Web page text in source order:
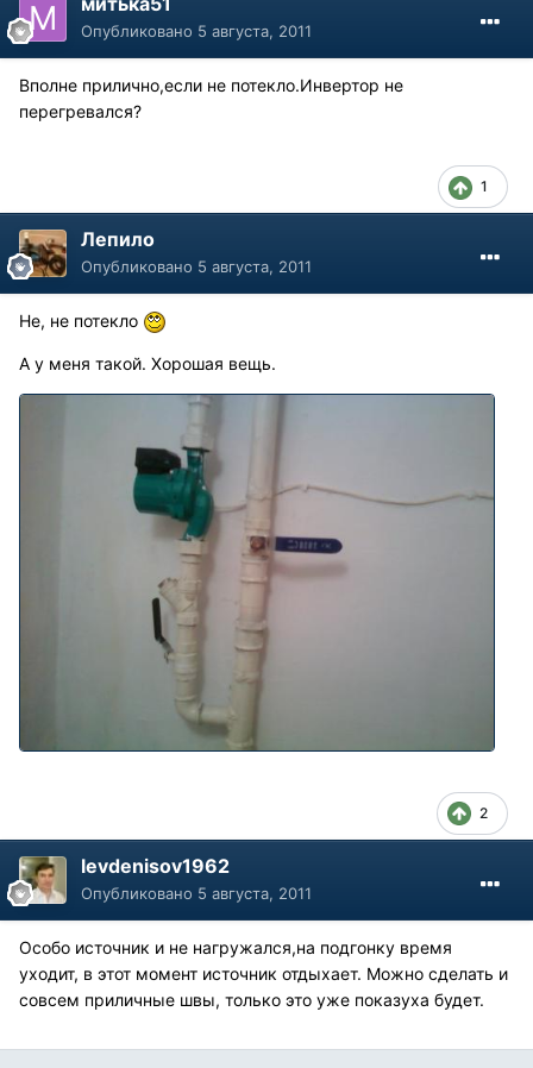
Опубликовано 5 августа, 2011
Вполне прилично,если не потекло.Инвертор не
перегревался?
1
Лепило
Опубликовано 5 августа, 2011
Не, не потекло
А у меня такой. Хорошая вещь.
2
levdenisov1962
Опубликовано 5 августа, 2011
Особо источник и не нагружался,на подгонку время
уходит, в этот момент источник отдыхает. Можно сделать и
совсем приличные швы, только это уже показуха будет.